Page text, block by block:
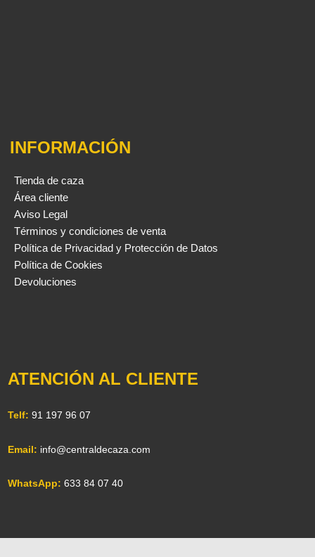
INFORMACIÓN
Tienda de caza
Área cliente
Aviso Legal
Términos y condiciones de venta
Política de Privacidad y Protección de Datos
Política de Cookies
Devoluciones
ATENCIÓN AL CLIENTE
Telf: 91 197 96 07
Email: info@centraldecaza.com
WhatsApp: 633 84 07 40